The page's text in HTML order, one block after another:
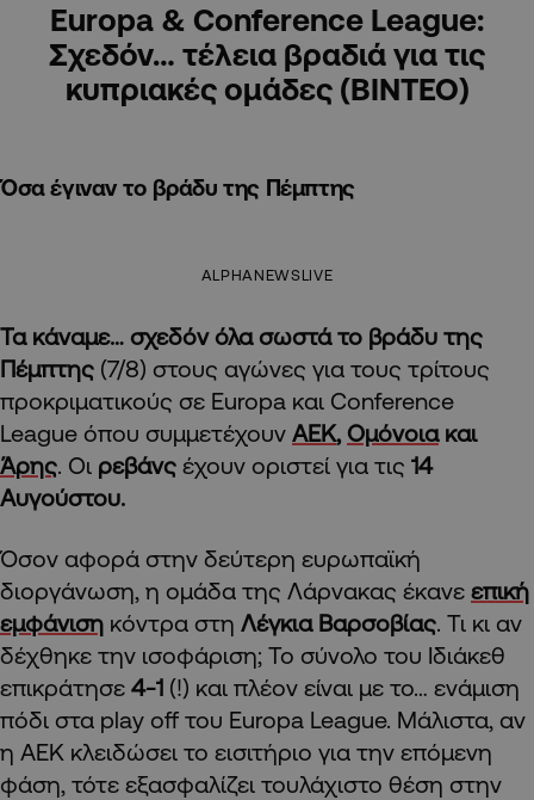
Europa & Conference League:
Σχεδόν… τέλεια βραδιά για τις
κυπριακές ομάδες (ΒΙΝΤΕΟ)
Όσα έγιναν το βράδυ της Πέμπτης
ALPHANEWSLIVE
Τα κάναμε… σχεδόν όλα σωστά το βράδυ της
Πέμπτης (7/8) στους αγώνες για τους τρίτους
προκριματικούς σε Europa και Conference
League όπου συμμετέχουν ΑΕΚ, Ομόνοιακαι
Άρης. Οι ρεβάνς έχουν οριστεί για τις 14
Αυγούστου.
Όσον αφορά στην δεύτερη ευρωπαϊκή
διοργάνωση, η ομάδα της Λάρνακας έκανε επική
εμφάνιση κόντρα στη Λέγκια Βαρσοβίας. Τι κι αν
δέχθηκε την ισοφάριση; Το σύνολο του Ιδιάκεθ
επικράτησε 4-1 (!) και πλέον είναι με το… ενάμιση
πόδι στα play off του Europa League. Μάλιστα, αν
η ΑΕΚ κλειδώσει το εισιτήριο για την επόμενη
φάση, τότε εξασφαλίζει τουλάχιστο θέση στην